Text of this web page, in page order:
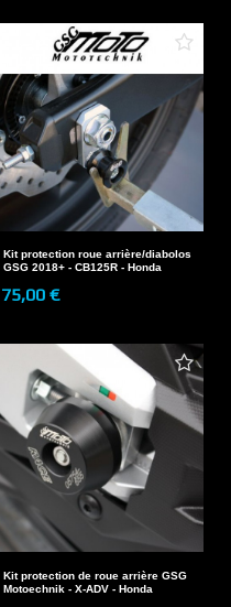
Kit protection roue arrière/diabolos
GSG 2018+ - CB125R - Honda
75,00 €
Kit protection de roue arrière GSG
Motoechnik - X-ADV - Honda